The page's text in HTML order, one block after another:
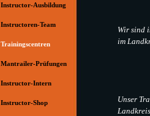
Instructor-Ausbildung
Instructoren-Team
Trainingscentren
Mantrailer-Prüfungen
Instructor-Intern
Instructor-Shop
Wir sind
im
Unser